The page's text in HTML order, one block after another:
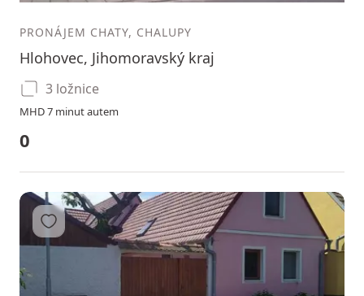
PRONÁJEM CHATY, CHALUPY
Hlohovec, Jihomoravský kraj
3 ložnice
MHD 7 minut autem
0
Přidat do oblíbených